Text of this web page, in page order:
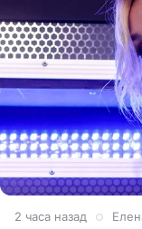
2 часа назад